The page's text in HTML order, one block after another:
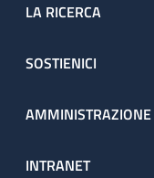
LA RICERCA
SOSTIENICI
INTRANET